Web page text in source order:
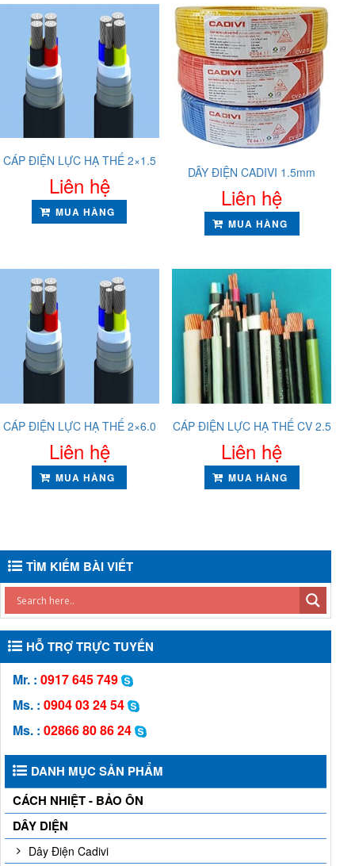
CÁP ĐIỆN LỰC HẠ THẾ 2×1.5
Liên hệ
MUA HÀNG
DÂY ĐIỆN CADIVI 1.5mm
Liên hệ
MUA HÀNG
CÁP ĐIỆN LỰC HẠ THẾ 2×6.0
Liên hệ
MUA HÀNG
CÁP ĐIỆN LỰC HẠ THẾ CV 2.5
Liên hệ
MUA HÀNG
TÌM KIẾM BÀI VIẾT
HỖ TRỢ TRỰC TUYẾN
Mr. : 0917 645 749
Ms. : 0904 03 24 54
Ms. : 02866 80 86 24
DANH MỤC SẢN PHẨM
CÁCH NHIỆT - BẢO ÔN
DÂY DIỆN
Dây Điện Cadivi